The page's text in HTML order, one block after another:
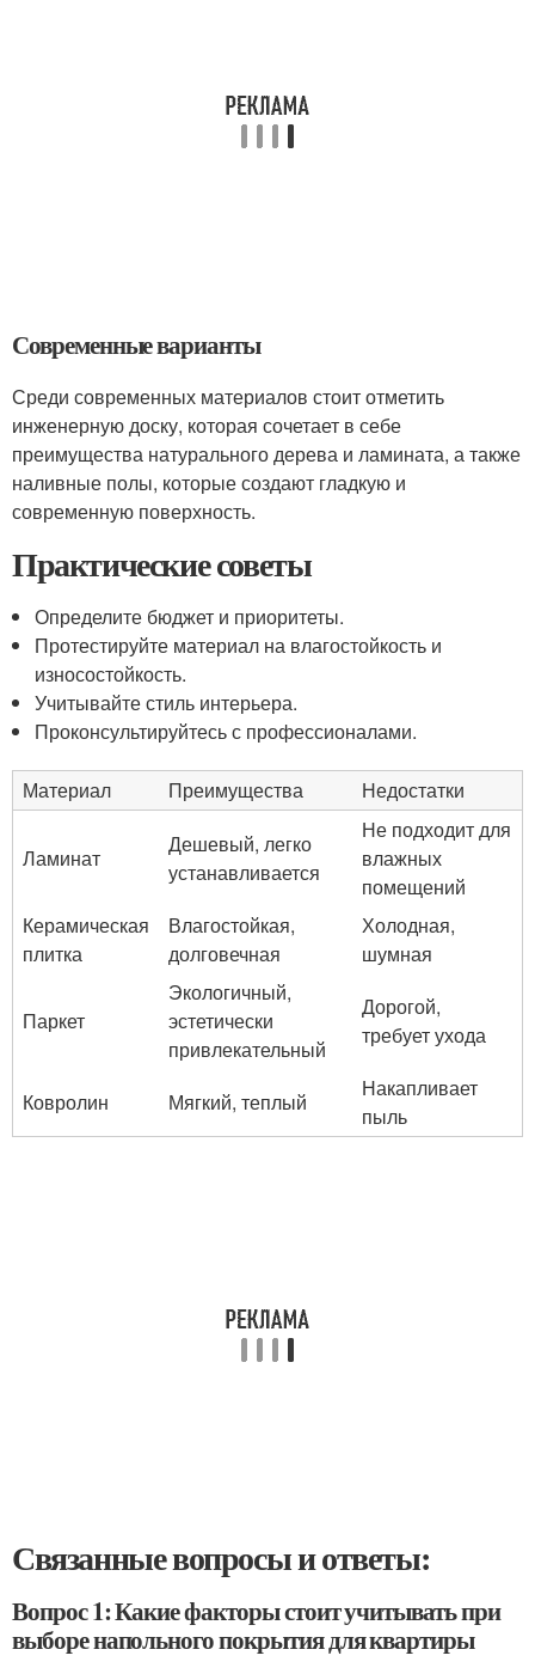
Современные варианты
Среди современных материалов стоит отметить
инженерную доску, которая сочетает в себе
преимущества натурального дерева и ламината, а также
наливные полы, которые создают гладкую и
современную поверхность.
Практические советы
Определите бюджет и приоритеты.
Протестируйте материал на влагостойкость и
износостойкость.
Учитывайте стиль интерьера.
Проконсультируйтесь с профессионалами.
Материал Преимущества Недостатки
Ламинат
Дешевый, легко
устанавливается
Не подходит для
влажных
помещений
Керамическая
плитка
Влагостойкая,
долговечная
Холодная,
шумная
Паркет
Экологичный,
эстетически
привлекательный
Дорогой,
требует ухода
Ковролин Мягкий, теплый
Накапливает
пыль
Связанные вопросы и ответы:
Вопрос 1: Какие факторы стоит учитывать при
выборе напольного покрытия для квартиры